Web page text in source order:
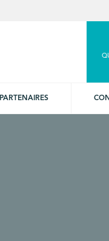
PARTENAIRES